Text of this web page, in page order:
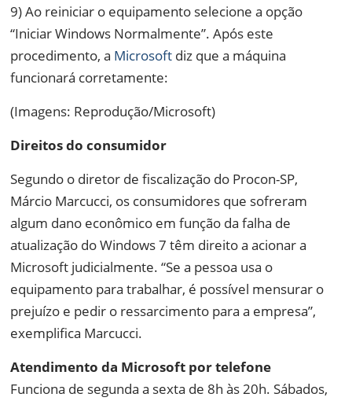
9) Ao reiniciar o equipamento selecione a opção
“Iniciar Windows Normalmente”. Após este
procedimento, a Microsoft diz que a máquina
funcionará corretamente:
(Imagens: Reprodução/Microsoft)
Direitos do consumidor
Segundo o diretor de fiscalização do Procon-SP,
Márcio Marcucci, os consumidores que sofreram
algum dano econômico em função da falha de
atualização do Windows 7 têm direito a acionar a
Microsoft judicialmente. “Se a pessoa usa o
equipamento para trabalhar, é possível mensurar o
prejuízo e pedir o ressarcimento para a empresa”,
exemplifica Marcucci.
Atendimento da Microsoft por telefone
Funciona de segunda a sexta de 8h às 20h. Sábados,